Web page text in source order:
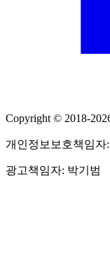
Copyright © 2018-
개인정보보호책임자
광고책임자: 박기범